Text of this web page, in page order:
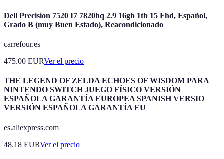
Dell Precision 7520 I7 7820hq 2.9 16gb 1tb 15 Fhd, Español,
Grado B (muy Buen Estado), Reacondicionado
carrefour.es
475.00 EURVer el precio
THE LEGEND OF ZELDA ECHOES OF WISDOM PARA
NINTENDO SWITCH JUEGO FÍSICO VERSIÓN
ESPAÑOLA GARANTÍA EUROPEA SPANISH VERSIO
VERSIÓN ESPAÑOLA GARANTÍA EU
es.aliexpress.com
48.18 EURVer el precio